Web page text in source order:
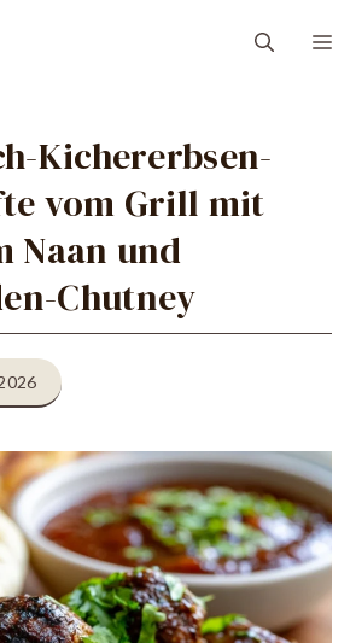
Kichererbsen-
vom Grill mit
Naan und
Chutney